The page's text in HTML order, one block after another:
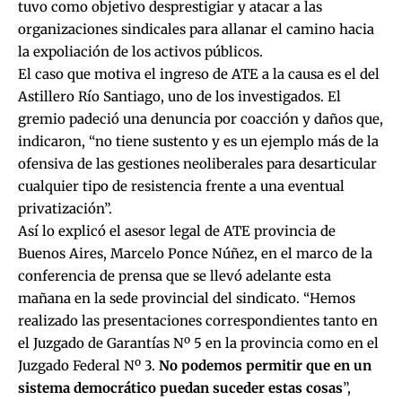
tuvo como objetivo desprestigiar y atacar a las
organizaciones sindicales para allanar el camino hacia
la expoliación de los activos públicos.
El caso que motiva el ingreso de ATE a la causa es el del
Astillero Río Santiago, uno de los investigados. El
gremio padeció una denuncia por coacción y daños que,
indicaron, “no tiene sustento y es un ejemplo más de la
ofensiva de las gestiones neoliberales para desarticular
cualquier tipo de resistencia frente a una eventual
privatización”.
Así lo explicó el asesor legal de ATE provincia de
Buenos Aires, Marcelo Ponce Núñez, en el marco de la
conferencia de prensa que se llevó adelante esta
mañana en la sede provincial del sindicato. “Hemos
realizado las presentaciones correspondientes tanto en
el Juzgado de Garantías Nº 5 en la provincia como en el
Juzgado Federal Nº 3. No podemos permitir que en un
sistema democrático puedan suceder estas cosas”,